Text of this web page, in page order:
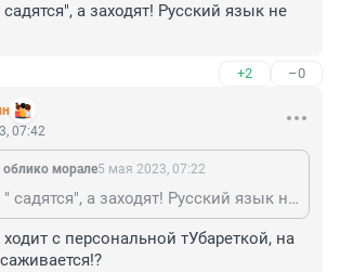
а заходят! Русский язык не
+2 –0
07:42
облико морале5 мая 2023, 07:22
В лифты на " садятся", а заходят! Русский язык не родной?
с персональной тУбареткой, на